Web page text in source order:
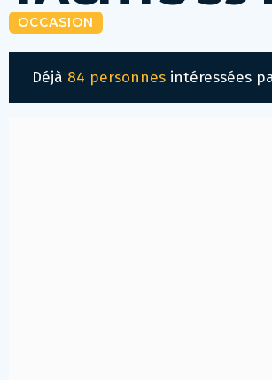
OCCASION
Déjà 84 personnes intéressées